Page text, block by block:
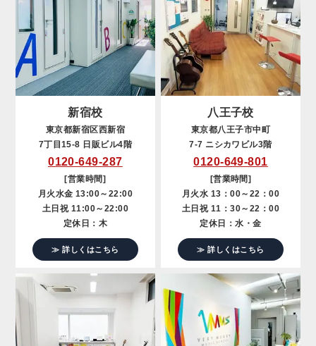
新宿校
東京都新宿区西新宿
7丁目15-8 日販ビル4階
0120-649-287
[営業時間]
月火水金 13:00～22:00
土日祝 11:00～22:00
定休日：木
≫ 詳しくはこちら
八王子校
東京都八王子市中町
7-7 ニシカワビル3階
0120-649-801
[営業時間]
月火水 13：00～22：00
土日祝 11：30～22：00
定休日：水・金
≫ 詳しくはこちら